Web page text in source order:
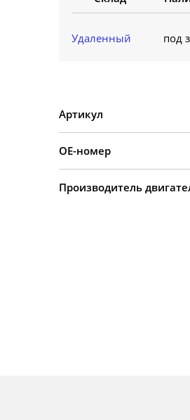
Удаленный под
Артикул
OE-номер
Производитель